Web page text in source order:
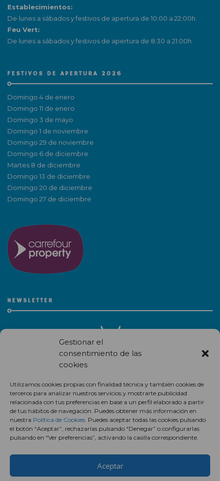
Gestionar el
consentimiento de las
cookies
Utilizamos cookies propias con finalidad técnica y también cookies de
terceros para analizar nuestros servicios y mostrarte publicidad
relacionada con tus preferencias en base a un perfil elaborado a partir
de tus hábitos de navegación. Puedes obtener más información en
nuestra Política de Cookies. Puedes aceptar todas las cookies pulsando
el botón “Aceptar”, rechazarlas pulsando “Denegar” o configurarlas
pulsando en “Ver preferencias”, activando la casilla correspondiente.
Aceptar
Establecimientos:
De lunes a sábados y festivos de apertura de 10:00 a 22:00h.
Feu Vert:
De lunes a sábados y festivos de apertura de 8:30 a 21:00h.
FESTIVOS DE APERTURA 2026
Domingo 4 de enero
Domingo 11 de enero
Domingo 3 de mayo
Domingo 1 de noviembre
Domingo 29 de noviembre
Domingo 6 de diciembre
Martes 8 de diciembre
Domingo 13 de diciembre
Domingo 20 de diciembre
Domingo 27 de diciembre
NEWSLETTER
centro comercial.
Suscríbete